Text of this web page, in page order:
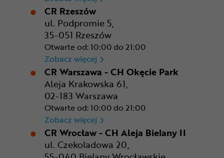
CR Rzeszów
ul. Podpromie 5,
35-051 Rzeszów
Otwarte od: 10:00 do 21:00
Zobacz więcej CR Rzeszów
CR Warszawa - CH Okęcie Park
Aleja Krakowska 61,
02-183 Warszawa
Otwarte od: 10:00 do 21:00
Zobacz więcej CR Warszawa - CH Okęcie
CR Wrocław - CH Aleja Bielany II
ul. Czekoladowa 20,